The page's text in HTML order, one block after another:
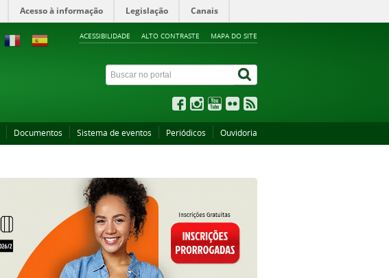
Acesso à informação Legislação Canais
ACESSIBILIDADE ALTO CONTRASTE MAPA DO SITE
Documentos Sistema de eventos Periódicos Ouvidoria